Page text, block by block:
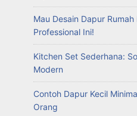
Mau Desain Dapur
Professional Ini!
Kitchen Set Sederhana:
Modern
Contoh Dapur Kecil
Orang